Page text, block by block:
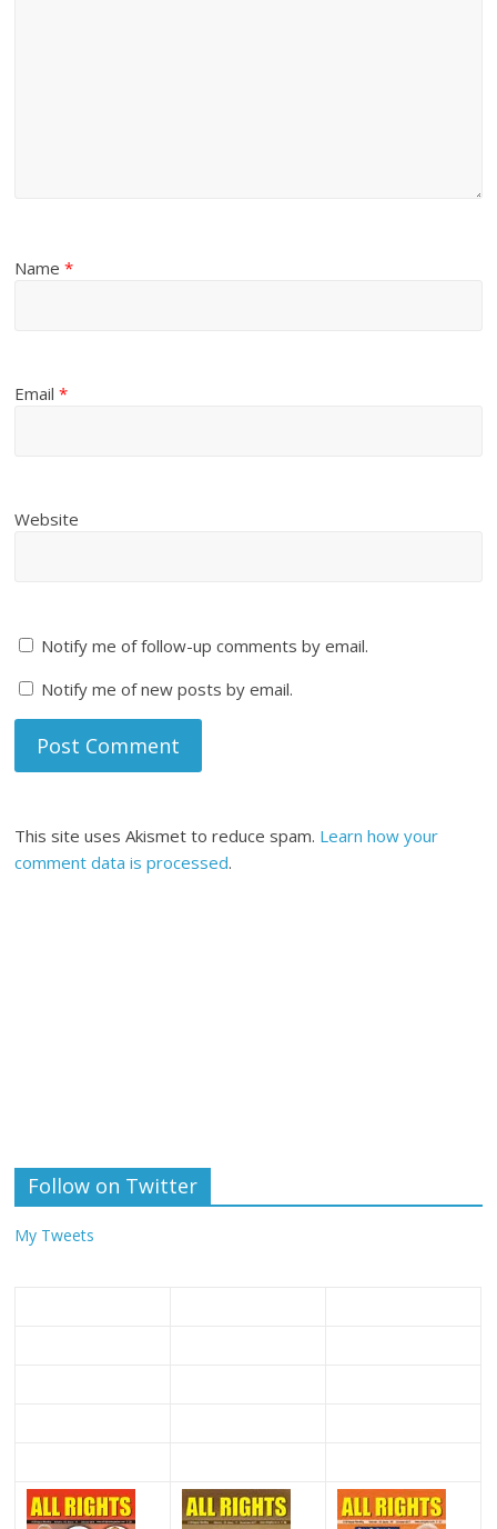
Name*
Email*
Website
Notify me of follow-up comments by email.
Notify me of new posts by email.
This site uses Akismet to reduce spam. Learn how your
comment data is processed.
Follow on Twitter
My Tweets